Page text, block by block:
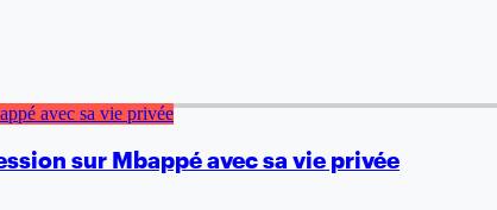
sur Mbappé avec sa vie privée